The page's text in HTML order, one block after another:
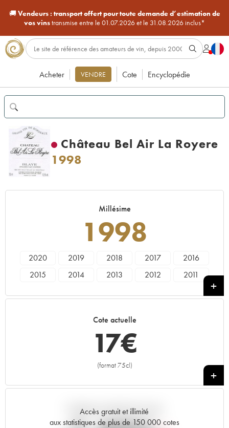
🚚Vendeurs : transport offert pour toute demande d’estimation de
vos vinstransmise entre le 01.07.2026 et le 31.08.2026 inclus*
Acheter VENDRE Cote Encyclopédie
Château Bel Air La Royere
1998
Millésime
1998
2020 2019 2018 2017
2016
2015
2014 2013 2012
2011
Cote actuelle
17€
(format 75cl)
+
Accès gratuit et illimité
aux statistiques de plus de 150 000 cotes
Tendance actuelle de la cote